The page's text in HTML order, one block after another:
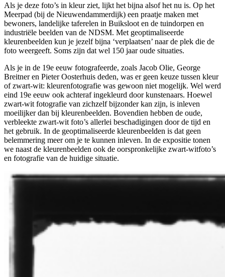
Als je deze foto’s in kleur ziet, lijkt het bijna alsof het nu is. Op het
Meerpad (bij de Nieuwendammerdijk) een praatje maken met
bewoners, landelijke taferelen in Buiksloot en de tuindorpen en
industriële beelden van de NDSM. Met geoptimaliseerde
kleurenbeelden kun je jezelf bijna ‘verplaatsen’ naar de plek die de
foto weergeeft. Soms zijn dat wel 150 jaar oude situaties.
Als je in de 19e eeuw fotografeerde, zoals Jacob Olie, George
Breitner en Pieter Oosterhuis deden, was er geen keuze tussen kleur
of zwart-wit: kleurenfotografie was gewoon niet mogelijk. Wel werd
eind 19e eeuw ook achteraf ingekleurd door kunstenaars. Hoewel
zwart-wit fotografie van zichzelf bijzonder kan zijn, is inleven
moeilijker dan bij kleurenbeelden. Bovendien hebben de oude,
verbleekte zwart-wit foto’s allerlei beschadigingen door de tijd en
het gebruik. In de geoptimaliseerde kleurenbeelden is dat geen
belemmering meer om je te kunnen inleven. In de expositie tonen
we naast de kleurenbeelden ook de oorspronkelijke zwart-witfoto’s
en fotografie van de huidige situatie.